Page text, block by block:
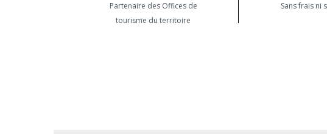
Partenaire des Offices de
tourisme du territoire
Sans frais ni